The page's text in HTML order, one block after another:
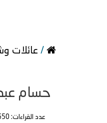
/ عائلات
حسام
عدد القراءات: 18650